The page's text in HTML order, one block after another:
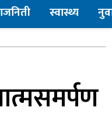
स्वास्थ्य